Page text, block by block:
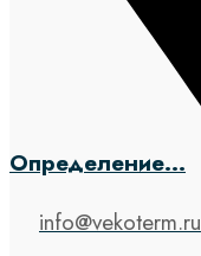
Определение...
info@vekoterm.ru